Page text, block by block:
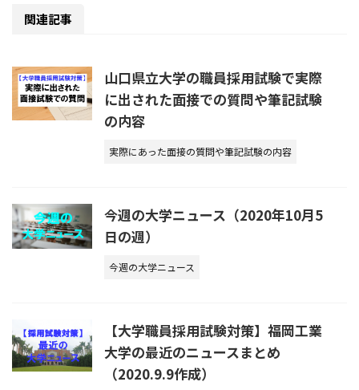
関連記事
山口県立大学の職員採用試験で実際
に出された面接での質問や筆記試験
の内容
実際にあった面接の質問や筆記試験の内容
今週の大学ニュース（2020年10月5
日の週）
今週の大学ニュース
【大学職員採用試験対策】福岡工業
大学の最近のニュースまとめ
（2020.9.9作成）